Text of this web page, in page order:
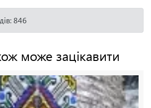
846
може зацікавити